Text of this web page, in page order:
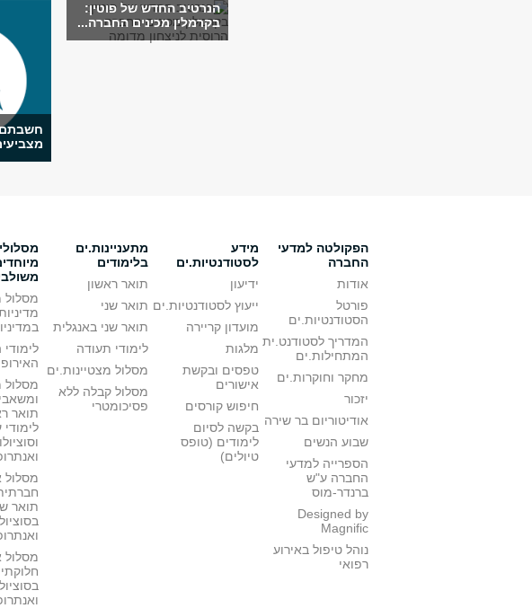
הנרטיב החדש של פוטין:
בקרמלין מכינים החברה...
הפקולטה למדעי
החברה
אודות
פורטל
הסטודנטיות.ים
המדריך לסטודנט.ית
המתחילות.ים
מחקר וחוקרות.ים
יזכור
אודיטוריום בר שירה
שבוע הנשים
הספרייה למדעי
החברה ע"ש
ברנדר-מוס
Designed by
Magnific
נוהל טיפול באירוע
רפואי
מידע
לסטודנטיות.ים
ידיעון
ייעוץ לסטודנטיות.ים
מועדון קריירה
מלגות
טפסים ובקשת
אישורים
חיפוש קורסים
בקשה לסיום
לימודים (טופס
טיולים)
מתעניינות.ים
בלימודים
תואר ראשון
תואר שני
תואר שני באנגלית
לימודי תעודה
מסלול מצטיינות.ים
מסלול קבלה ללא
פסיכומטרי
מסלול
מסלול
תואר
מסלול
תואר
מסלול